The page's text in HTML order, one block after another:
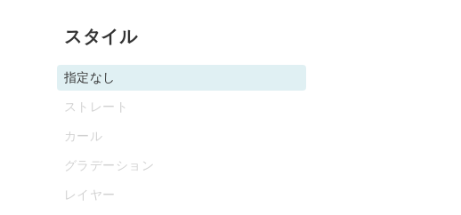
スタイル
指定なし
ストレート
カール
グラデーション
レイヤー